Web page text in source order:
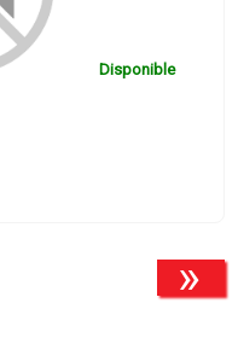
Disponible
»